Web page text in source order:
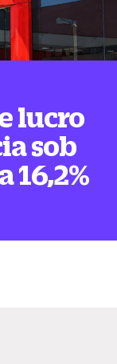
lucro
sob
16,2%